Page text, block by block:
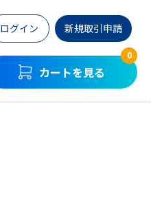
ログイン 新規取引申請
カートを見る
0